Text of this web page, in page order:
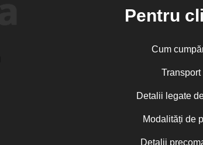
Pentru
Cum
Transport
Detalii legate
Modalități de
Detalii